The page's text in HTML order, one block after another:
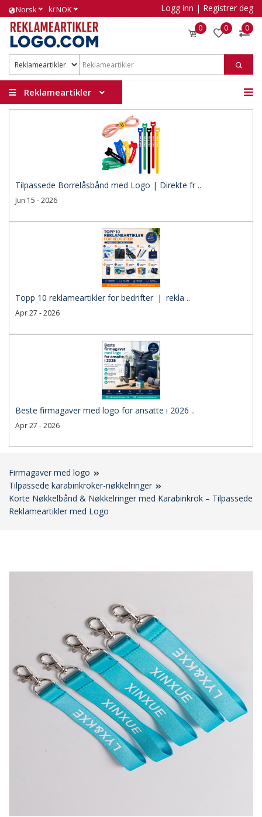
Norsk krNOK Logg inn | Registrer deg
0 0 0
Reklameartikler
Tilpassede Borrelåsbånd med Logo | Direkte fr ..
Jun 15 - 2026
Topp 10 reklameartikler for bedrifter ｜ rekla ..
Apr 27 - 2026
Beste firmagaver med logo for ansatte i 2026 ..
Apr 27 - 2026
Firmagaver med logo
Tilpassede karabinkroker-nøkkelringer
Korte Nøkkelbånd & Nøkkelringer med Karabinkrok – Tilpassede
Reklameartikler med Logo